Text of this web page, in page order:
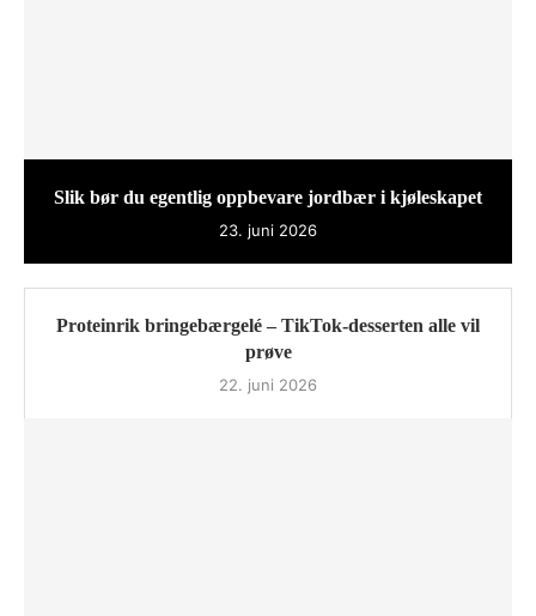
Slik bør du egentlig oppbevare jordbær i kjøleskapet
23. juni 2026
Proteinrik bringebærgelé – TikTok-desserten alle vil
prøve
22. juni 2026